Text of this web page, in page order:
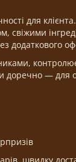
для
свіжими
додаткового
— для